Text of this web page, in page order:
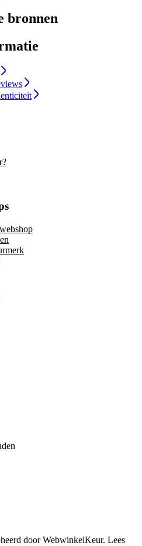
bronnen
doorWebwinkelKeur. Lees